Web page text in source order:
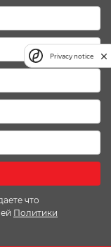
что
Политики
Privacy notice